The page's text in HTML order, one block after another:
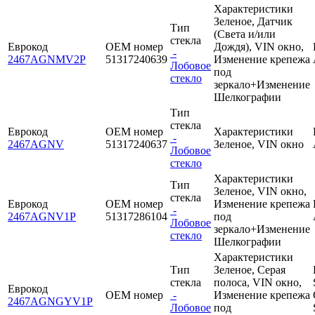
Еврокод
2467AGNMV2P
OEM номер
51317240639
Тип
стекла
-
Лобовое
стекло
Характеристики
Зеленое, Датчик
(Света и/или
Дождя), VIN окно,
Изменение крепежа
под
зеркало+Изменение
Шелкографии
Еврокод
2467AGNV
OEM номер
51317240637
Тип
стекла
-
Лобовое
стекло
Характеристики
Зеленое, VIN окно
Еврокод
2467AGNV1P
OEM номер
51317286104
Тип
стекла
-
Лобовое
стекло
Характеристики
Зеленое, VIN окно,
Изменение крепежа
под
зеркало+Изменение
Шелкографии
Еврокод
2467AGNGYV1P
OEM номер
Тип
стекла
-
Лобовое
Характеристики
Зеленое, Серая
полоса, VIN окно,
Изменение крепежа
под